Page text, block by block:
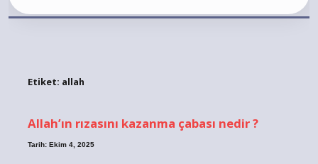
Etiket: allah
Allah’ın rızasını kazanma çabası nedir ?
Tarih: Ekim 4, 2025